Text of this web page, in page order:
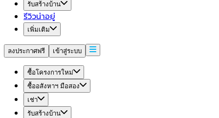
รับสร้างบ้าน
รีวิวน่าอยู่
เพิ่มเติม
ลงประกาศฟรี เข้าสู่ระบบ
ซื้อโครงการใหม่
ซื้ออสังหาฯ มือสอง
เช่า
รับสร้างบ้าน